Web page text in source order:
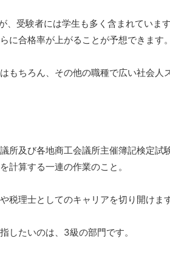
受験者には学生も多く含まれています
に合格率が上がることが予想できます。
もちろん、その他の職種で広い社会人
所及び各地商工会議所主催簿記検定試
計算する一連の作業のこと。
税理士としてのキャリアを切り開けます
したいのは、3級の部門です。